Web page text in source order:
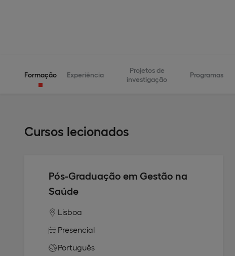
Formação Experiência
Projetos de
investigação
Programas
Cursos lecionados
Pós-Graduação em Gestão na
Saúde
Lisboa
Presencial
Português